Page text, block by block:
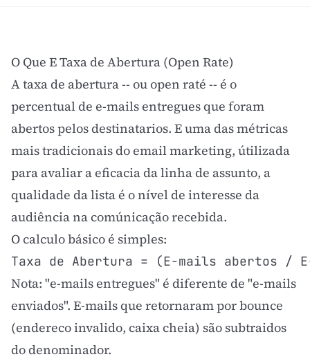
O Que E Taxa de Abertura (Open Rate)
A taxa de abertura -- ou open raté -- é o
percentual de e-mails entregues que foram
abertos pelos destinatarios. E uma das métricas
mais tradicionais doemail marketing, útilizada
para avaliar a eficacia da linha de assunto, a
qualidade da lista é o nível de interesse da
audiência na comúnicação recebida.
O calculo básico é simples:
Taxa de Abertura = (E-mails abertos /
Nota: "e-mails entregues" é diferente de "e-mails
enviados". E-mails que retornaram por bounce
(endereco invalido, caixa cheia) são subtraidos
do denominador.